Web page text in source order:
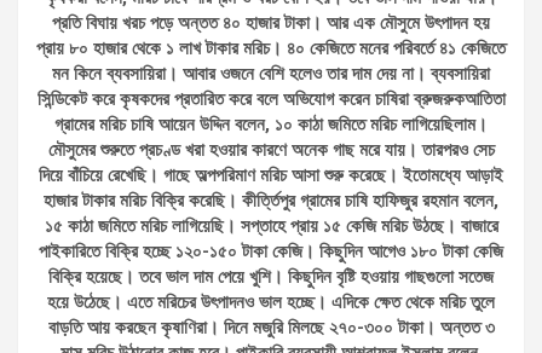
প্রতি বিঘায় খরচ পড়ে অন্তত ৪০ হাজার টাকা। আর এক মৌসুমে উৎপাদন হয়
প্রায় ৮০ হাজার থেকে ১ লাখ টাকার মরিচ। ৪০ কেজিতে মনের পরিবর্তে ৪১ কেজিতে
মন কিনে ব্যবসায়িরা। আবার ওজনে বেশি হলেও তার দাম দেয় না। ব্যবসায়িরা
সিন্ডিকেট করে কৃষকদের প্রতারিত করে বলে অভিযোগ করেন চাষিরা ব্রুজরুকআতিতা
গ্রামের মরিচ চাষি আয়েন উদ্দিন বলেন, ১০ কাঠা জমিতে মরিচ লাগিয়েছিলাম।
মৌসুমের শুরুতে প্রচণ্ড খরা হওয়ার কারণে অনেক গাছ মরে যায়। তারপরও সেচ
দিয়ে বাঁচিয়ে রেখেছি। গাছে অল্পপরিমাণ মরিচ আসা শুরু করেছে। ইতোমধ্যে আড়াই
হাজার টাকার মরিচ বিক্রি করেছি। কীর্ত্তিপুর গ্রামের চাষি হাফিজুর রহমান বলেন,
১৫ কাঠা জমিতে মরিচ লাগিয়েছি। সপ্তাহে প্রায় ১৫ কেজি মরিচ উঠছে। বাজারে
পাইকারিতে বিক্রি হচ্ছে ১২০-১৫০ টাকা কেজি। কিছুদিন আগেও ১৮০ টাকা কেজি
বিক্রি হয়েছে। তবে ভাল দাম পেয়ে খুশি। কিছুদিন বৃষ্টি হওয়ায় গাছগুলো সতেজ
হয়ে উঠেছে। এতে মরিচের উৎপাদনও ভাল হচ্ছে। এদিকে ক্ষেত থেকে মরিচ তুলে
বাড়তি আয় করছেন কৃষাণিরা। দিনে মজুরি মিলছে ২৭০-৩০০ টাকা। অন্তত ৩